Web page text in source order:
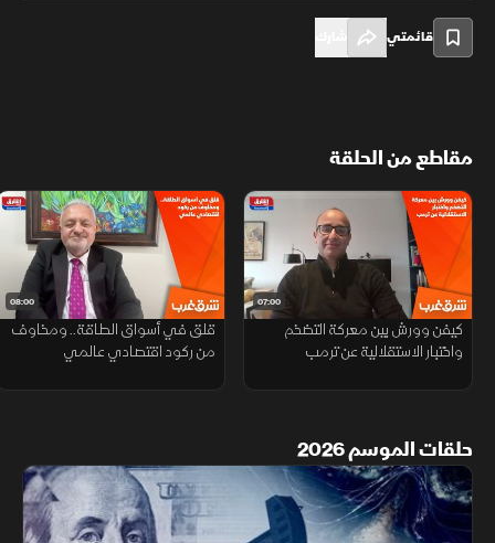
قائمتي
مقاطع من الحلقة
07:00
كيفن وورش بين معركة التضخم
واختبار الاستقلالية عن ترمب
08:00
قلق في أسواق الطاقة.. ومخاوف
من ركود اقتصادي عالمي
حلقات الموسم 2026